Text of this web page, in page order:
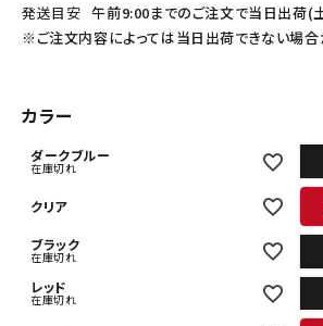
発送目安 午前9:00までのご注文で当日出荷(
※ご注文内容によっては当日出荷できない場合
カラー
ダークブルー
在庫切れ
クリア
ブラック
在庫切れ
レッド
在庫切れ